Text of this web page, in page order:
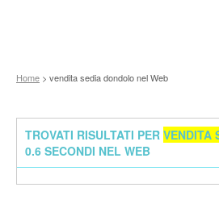
Home > vendita sedia dondolo nel Web
TROVATI RISULTATI PER VENDITA
0.6 SECONDI NEL WEB